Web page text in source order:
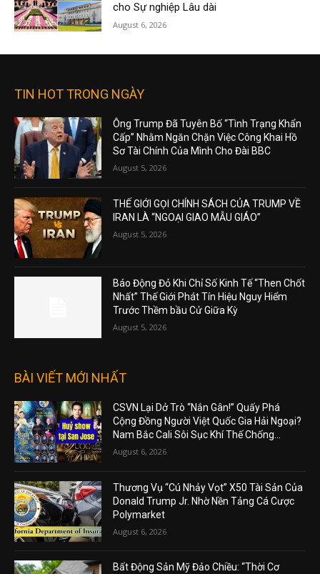
cho Sự nghiệp Lâu dài
August 6, 2026
TIN HOT TRONG NGÀY
Ông Trump Đã Tuyên Bố “Tình Trạng Khẩn
Cấp” Nhằm Ngăn Chặn Việc Công Khai Hồ
Sơ Tài Chính Của Mình Cho Đài BBC
August 5, 2026
THẾ GIỚI GỌI CHÍNH SÁCH CỦA TRUMP VỀ
IRAN LÀ “NGOẠI GIAO MẪU GIÁO”
August 5, 2026
Báo Động Đỏ Khi Chỉ Số Kinh Tế “Then Chốt
Nhất” Thế Giới Phát Tín Hiệu Nguy Hiểm
Trước Thềm bầu Cử Giữa Kỳ
August 5, 2026
BÀI VIẾT MỚI NHẤT
CSVN Lại Dở Trò “Nắn Gân!” Quấy Phá
Cộng Đồng Người Việt Quốc Gia Hải Ngoại?
Nam Bắc Cali Sôi Sục Khí Thế Chống...
August 6, 2026
Thương Vụ “Cú Nhảy Vọt” X50 Tài Sản Của
Donald Trump Jr. Nhờ Nền Tảng Cá Cược
Polymarket
August 6, 2026
Bất Động Sản Mỹ Đảo Chiều: “Thời Cơ